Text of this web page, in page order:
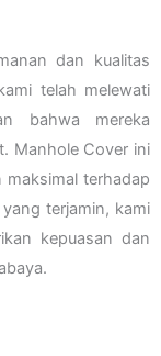
dan kualitas
telah melewati
bahwa mereka
Manhole Cover ini
terhadap
terjamin, kami
kepuasan dan